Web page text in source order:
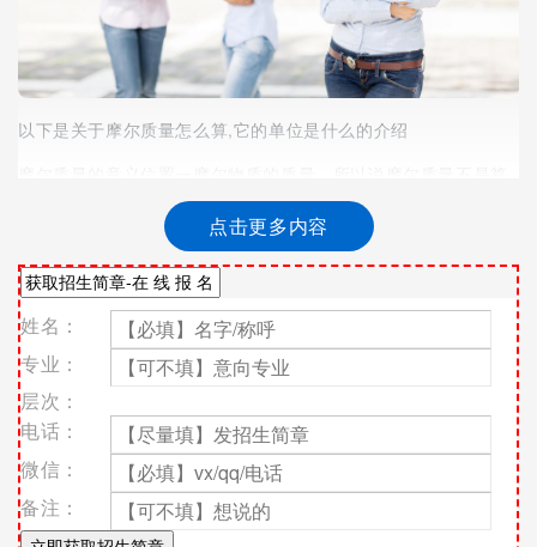
以下是关于摩尔质量怎么算,它的单位是什么的介绍
出来的，是物质的固有的性质。例如一摩尔硫酸为98克，那么硫
酸的摩尔质量可表示为：98g/mol.物质的摩尔质量的数值等于这
种物质的式量（分子量、原子量等）。摩尔质量怎么算 它的单位
是什么摩尔质量怎么算摩尔质量的意义位置一摩尔物质的质量。
所以说摩尔质量不是算出来的，是物质的固有的性质。例如一摩
尔硫酸为98克，那么硫酸的摩尔质量可表示为：98g/mol.物质的
摩尔质量的数值等于这种物质的式量（分子量、原子量等）。原
子是非常小的化学微粒，我们无法用原子的质量来有意义地计算
或衡量化学物质的量。为了更好地描述物质质量，科学家把一定
数量的原子（或微粒）的集合体作为一个单位，这个单位就是“摩
尔”。1摩尔的定义是12克c12元素中碳原子的数量，大约是6.022
x 1023个原子。这个数字就叫做阿伏伽德罗常数，或阿伏伽德罗
常量。摩尔可以用来表示任何物质中的原子数量，而1摩尔某物质
的质量叫作该物质的摩尔质量。摩尔质量单位是什么单位物质的
点击更多内容
姓名：
专业：
层次：
电话：
微信：
备注：